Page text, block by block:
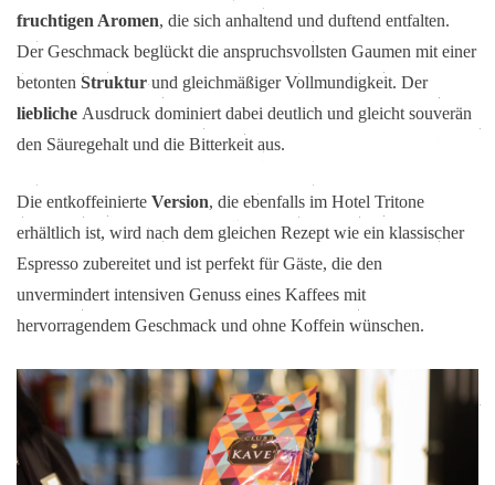
fruchtigen Aromen, die sich anhaltend und duftend entfalten.
Der Geschmack beglückt die anspruchsvollsten Gaumen mit einer
betonten Strukturund gleichmäßiger Vollmundigkeit. Der
liebliche Ausdruck dominiert dabei deutlich und gleicht souverän
den Säuregehalt und die Bitterkeit aus.
Die entkoffeinierte Version, die ebenfalls im Hotel Tritone
erhältlich ist, wird nach dem gleichen Rezept wie ein klassischer
Espresso zubereitet und ist perfekt für Gäste, die den
unvermindert intensiven Genuss eines Kaffees mit
hervorragendem Geschmack und ohne Koffein wünschen.